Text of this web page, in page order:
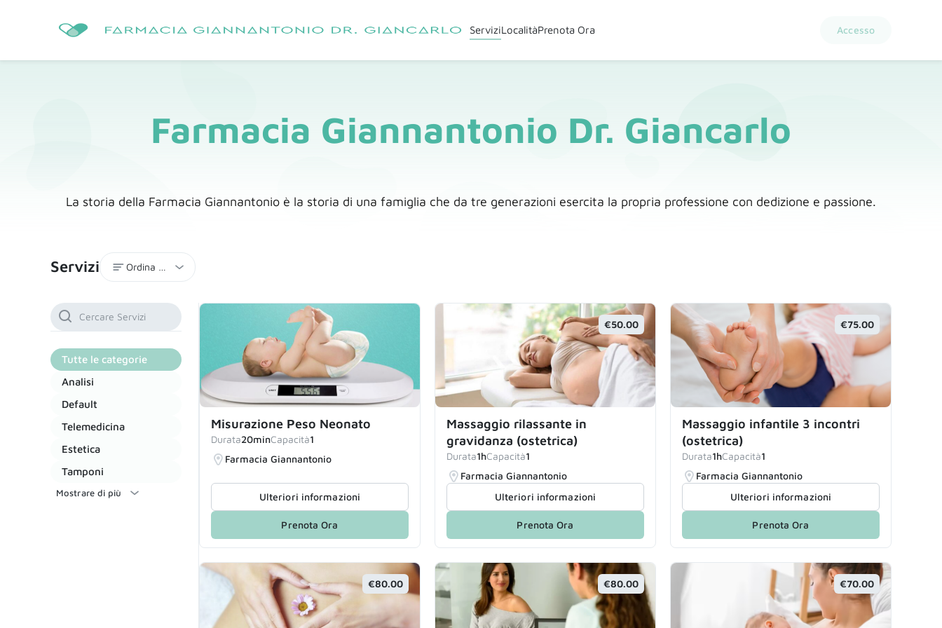
ServiziLocalitàPrenota Ora Accesso
Farmacia Giannantonio Dr. Giancarlo
La storia della Farmacia Giannantonio è la storia di una famiglia che da tre generazioni esercita la propria professione con dedizione e passione.
Servizi Ordina per
Tutte le categorie
Analisi
Default
Telemedicina
Estetica
Tamponi
Mostrare di più
Misurazione Peso Neonato
Durata20minCapacità1
Farmacia Giannantonio
Ulteriori informazioni
Prenota Ora
€50.00
Massaggio rilassante in
gravidanza (ostetrica)
Durata1hCapacità1
Farmacia Giannantonio
Ulteriori informazioni
Prenota Ora
€75.00
Massaggio infantile 3 incontri
(ostetrica)
Durata1hCapacità1
Farmacia Giannantonio
Ulteriori informazioni
Prenota Ora
€80.00 €80.00 €70.00